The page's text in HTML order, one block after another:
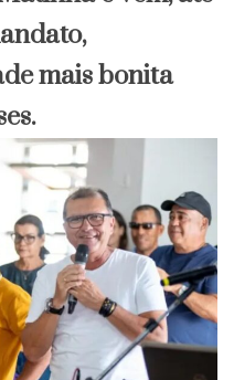
mais bonita